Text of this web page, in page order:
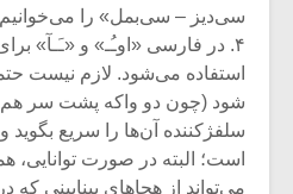
سی‌دیز – سی‌بمل» را
۴. در فارسی «اوـُـ» و «ـَـآ»
استفاده می‌شود. لازم نیست
شود (چون دو واکه پشت سر
سلفژکننده آن‌ها را سریع بگوید
است؛ البته در صورت توانایی،
می‌تواند از هجا‌های بینابینی که
یادداشتی بر
متن فیلم «متری
شیش و نیم»